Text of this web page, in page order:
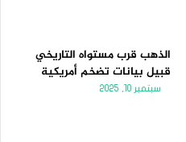
الذهب قرب مستواه التاريخي
قبيل بيانات تضخم أمريكية
سبتمبر 10, 2025